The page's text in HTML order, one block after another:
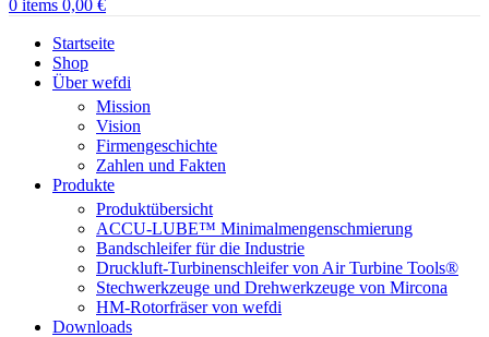
0 items 0,00 €
Startseite
Shop
Über wefdi
Mission
Vision
Firmengeschichte
Zahlen und Fakten
Produkte
Produktübersicht
ACCU-LUBE™ Minimalmengenschmierung
Bandschleifer für die Industrie
Druckluft-Turbinenschleifer von Air Turbine Tools®
Stechwerkzeuge und Drehwerkzeuge von Mircona
HM-Rotorfräser von wefdi
Downloads